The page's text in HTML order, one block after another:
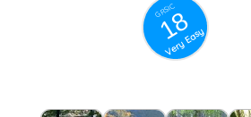
GRSIC
18
Very Easy